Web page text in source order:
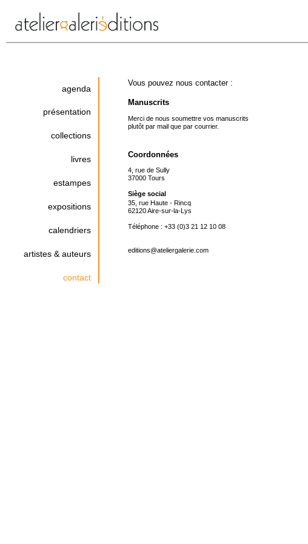
agenda
présentation
collections
livres
estampes
expositions
calendriers
artistes & auteurs
contact
Vous pouvez nous contacter :
Manuscrits
Merci de nous soumettre vos manuscrits
plutôt par mail que par courrier.
Coordonnées
4, rue de Sully
37000 Tours
Siège social
35, rue Haute - Rincq
62120 Aire-sur-la-Lys
Téléphone : +33 (0)3 21 12 10 08
editions@ateliergalerie.com